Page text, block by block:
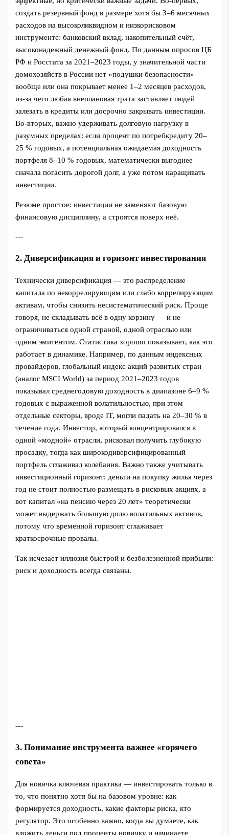
создать резервный фонд в размере хотя бы 3–6 месячных
расходов на высоколиквидном и низкорисковом
инструменте: банковский вклад, накопительный счёт,
высоконадежный денежный фонд. По данным опросов ЦБ
РФ и Росстата за 2021–2023 годы, у значительной части
домохозяйств в России нет «подушки безопасности»
вообще или она покрывает менее 1–2 месяцев расходов,
из‑за чего любая внеплановая трата заставляет людей
залезать в кредиты или досрочно закрывать инвестиции.
Во‑вторых, важно удерживать долговую нагрузку в
разумных пределах: если процент по потребкредиту 20–
25 % годовых, а потенциальная ожидаемая доходность
портфеля 8–10 % годовых, математически выгоднее
сначала погасить дорогой долг, а уже потом наращивать
инвестиции.
Резюме простое: инвестиции не заменяют базовую
финансовую дисциплину, а строятся поверх неё.
---
2. Диверсификация и горизонт инвестирования
Технически диверсификация — это распределение
капитала по некоррелирующим или слабо коррелирующим
активам, чтобы снизить несистематический риск. Проще
говоря, не складывать всё в одну корзину — и не
ограничиваться одной страной, одной отраслью или
одним эмитентом. Статистика хорошо показывает, как это
работает в динамике. Например, по данным индексных
провайдеров, глобальный индекс акций развитых стран
(аналог MSCI World) за период 2021–2023 годов
показывал среднегодовую доходность в диапазоне 6–9 %
годовых с выраженной волатильностью, при этом
отдельные секторы, вроде IT, могли падать на 20–30 % в
течение года. Инвестор, который концентрировался в
одной «модной» отрасли, рисковал получить глубокую
просадку, тогда как широкодиверсифицированный
портфель сглаживал колебания. Важно также учитывать
инвестиционный горизонт: деньги на покупку жилья через
год не стоит полностью размещать в рисковых акциях, а
вот капитал «на пенсию через 20 лет» теоретически
может выдержать большую долю волатильных активов,
потому что временной горизонт сглаживает
краткосрочные провалы.
Так исчезает иллюзия быстрой и безболезненной прибыли:
риск и доходность всегда связаны.
---
3. Понимание инструмента важнее «горячего
совета»
Для новичка ключевая практика — инвестировать только в
то, что понятно хотя бы на базовом уровне: как
формируется доходность, какие факторы риска, кто
регулятор. Это особенно важно, когда вы думаете, как
вложить деньги под проценты новичку и начинаете